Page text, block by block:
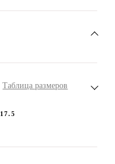
Таблица размеров
17.5